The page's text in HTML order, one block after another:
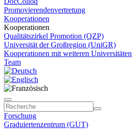
Promovierendenvertretung
Kooperationen
Kooperationen
Qualitätszirkel Promotion (QZP)
Universität der Großregion (UniGR)
Kooperationen mit weiteren Universitäten
Team
Forschung
Graduiertenzentrum (GUT)